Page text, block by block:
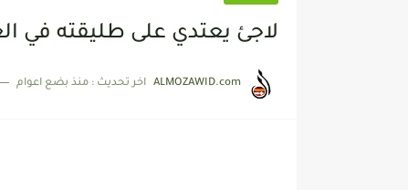
لاجئ يعتدي على طليقته في
ALMOZAWID.com اخر تحديث : منذ بضع اعوام